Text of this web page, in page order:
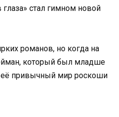
стал гимном новой
романов, но когда на
который был младше
её привычный мир роскоши